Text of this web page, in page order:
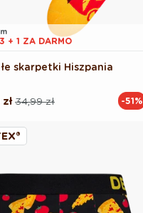
3 + 1 ZA DARMO
skarpetki Hiszpania
34,99 zł -51%